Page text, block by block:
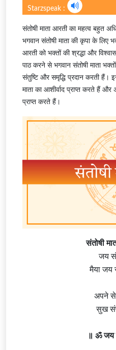
Starzspeak :
संतोषी माता आरती का महत्व बहुत
भगवान संतोषी माता की कृपा के लिए
आरती को भक्तों की श्रद्धा और
पाठ करने से भगवान संतोषी माता
संतुष्टि और समृद्धि प्रदान करती हैं।
माता का आशीर्वाद प्राप्त करते हैं
प्राप्त करते हैं।
संतोषी
जय
मैया जय
अपने
सुख
॥ ॐ जय